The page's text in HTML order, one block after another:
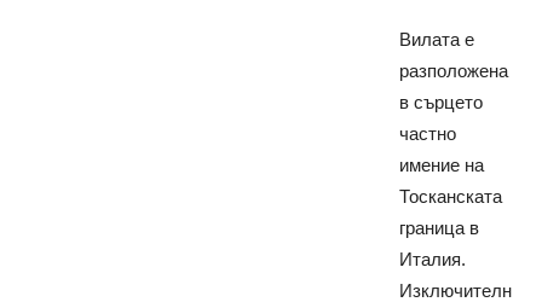
Вилата е
разположена
в сърцето
частно
имение на
Тосканската
граница в
Италия.
Изключителн